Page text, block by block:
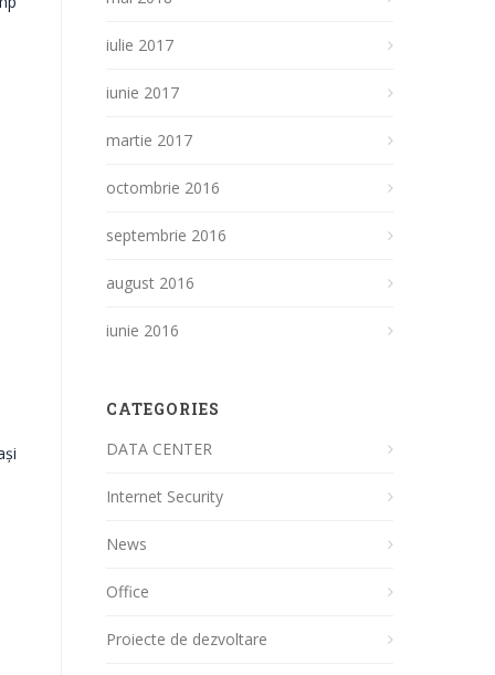
iulie 2017
iunie 2017
martie 2017
octombrie 2016
septembrie 2016
august 2016
iunie 2016
CATEGORIES
DATA CENTER
Internet Security
News
Office
Proiecte de dezvoltare